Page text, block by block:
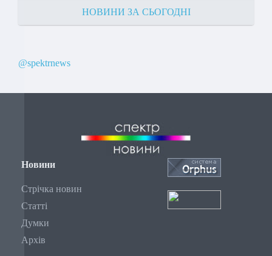
НОВИНИ ЗА СЬОГОДНІ
@spektrnews
Новини
Стрічка новин
Статті
Думки
Архів